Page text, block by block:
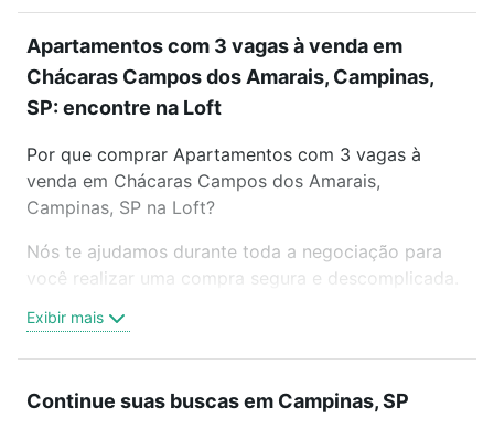
Apartamentos com 3 vagas à venda em
Chácaras Campos dos Amarais, Campinas,
SP: encontre na Loft
Por que comprar Apartamentos com 3 vagas à
venda em Chácaras Campos dos Amarais,
Campinas, SP na Loft?
Nós te ajudamos durante toda a negociação para
você realizar uma compra segura e descomplicada.
trabalho e do metrô, aqui você vai encontrar a
oferta ideal de Apartamentos com 3 vagas à venda
para conquistar seu sonho. Agende uma visita
Exibir mais
Continue suas buscas em Campinas, SP